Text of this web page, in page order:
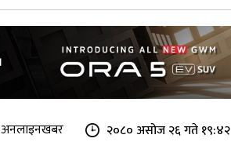
अनलाइनखबर २०८० असोज २६ गते १९:४२